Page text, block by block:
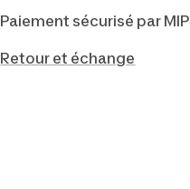
Paiement sécurisé par
Retour et échange